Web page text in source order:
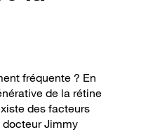
fréquente ? En
de la rétine
des facteurs
docteur Jimmy